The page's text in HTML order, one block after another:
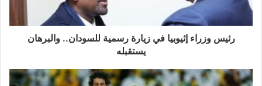
رئيس وزراء إثيوبيا في زيارة رسمية للسودان.. والبرهان
يستقبله